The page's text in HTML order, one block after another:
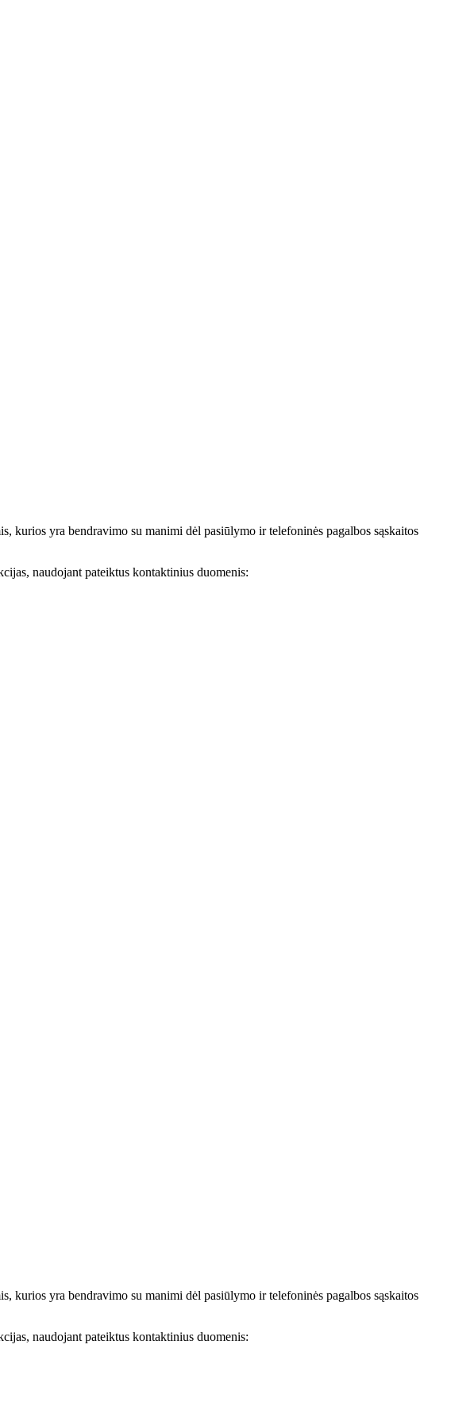
kurios yra bendravimo su manimi dėl pasiūlymo ir telefoninės pagalbos sąskaitos
naudojant pateiktus kontaktinius duomenis:
kurios yra bendravimo su manimi dėl pasiūlymo ir telefoninės pagalbos sąskaitos
naudojant pateiktus kontaktinius duomenis: